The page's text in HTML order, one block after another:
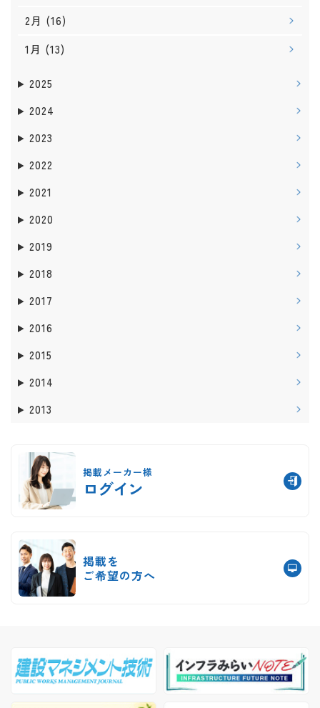
2月 (16)
1月 (13)
2025
2024
2023
2022
2021
2020
2019
2018
2017
2016
2015
2014
2013
掲載メーカー様
ログイン
掲載を
ご希望の方へ